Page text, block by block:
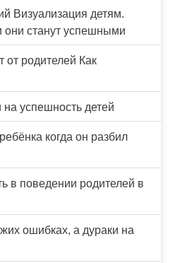
Визуализация детям.
они станут успешными
от родителей Как
успешность детей
когда он разбил
в поведении родителей в
ошибках, а дураки на